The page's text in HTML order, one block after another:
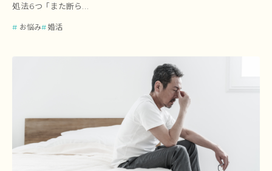
処法6つ 「また断ら...
お悩み 婚活